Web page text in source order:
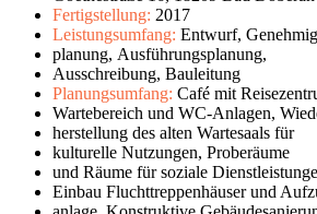
Fertigstellung: 2017
Leistungsumfang: Entwurf,
planung, Ausführungsplanung,
Ausschreibung, Bauleitung
Planungsumfang: Café mit
Wartebereich und WC-Anlagen,
herstellung des alten Wartesaals für
kulturelle Nutzungen, Proberäume
und Räume für soziale
Einbau Fluchttreppenhäuser und